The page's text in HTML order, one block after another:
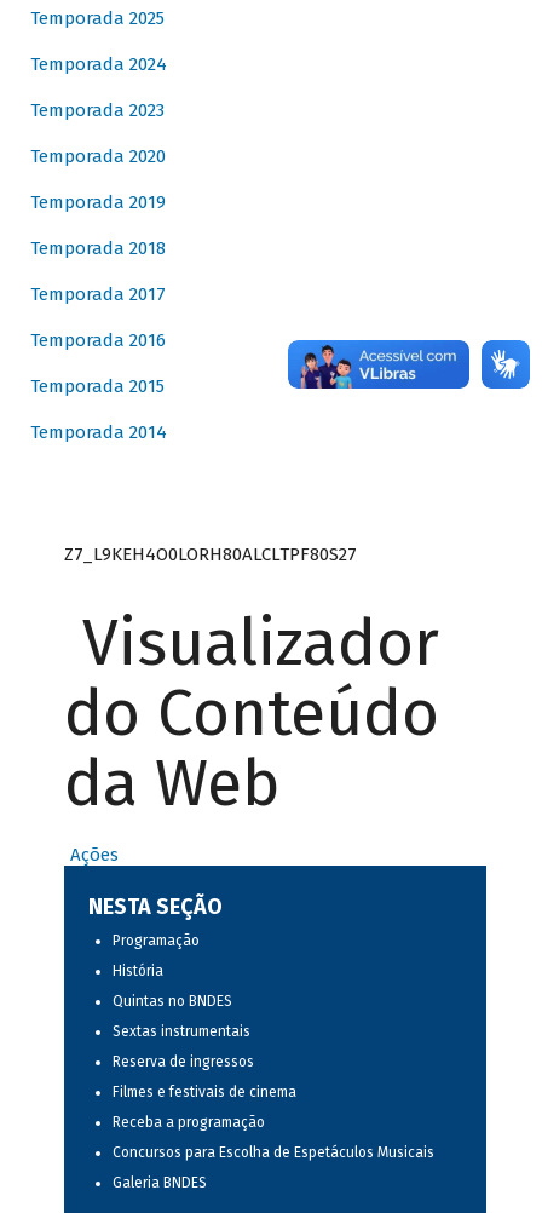
Temporada 2025
Temporada 2024
Temporada 2023
Temporada 2020
Temporada 2019
Temporada 2018
Temporada 2017
Temporada 2016
Temporada 2015
Temporada 2014
Z7_L9KEH4O0LORH80ALCLTPF80S27
Visualizador
do Conteúdo
da Web
Ações
NESTA SEÇÃO
Programação
História
Quintas no BNDES
Sextas instrumentais
Reserva de ingressos
Filmes e festivais de cinema
Receba a programação
Concursos para Escolha de Espetáculos Musicais
Galeria BNDES